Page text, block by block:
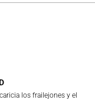
los frailejones y el